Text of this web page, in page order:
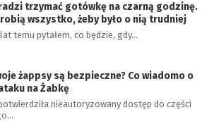
trzymać gotówkę na czarną godzinę.
wszystko, żeby było o nią trudniej
temu pytałem, co będzie, gdy…
żappsy są bezpieczne? Co wiadomo o
na Żabkę
nieautoryzowany dostęp do części